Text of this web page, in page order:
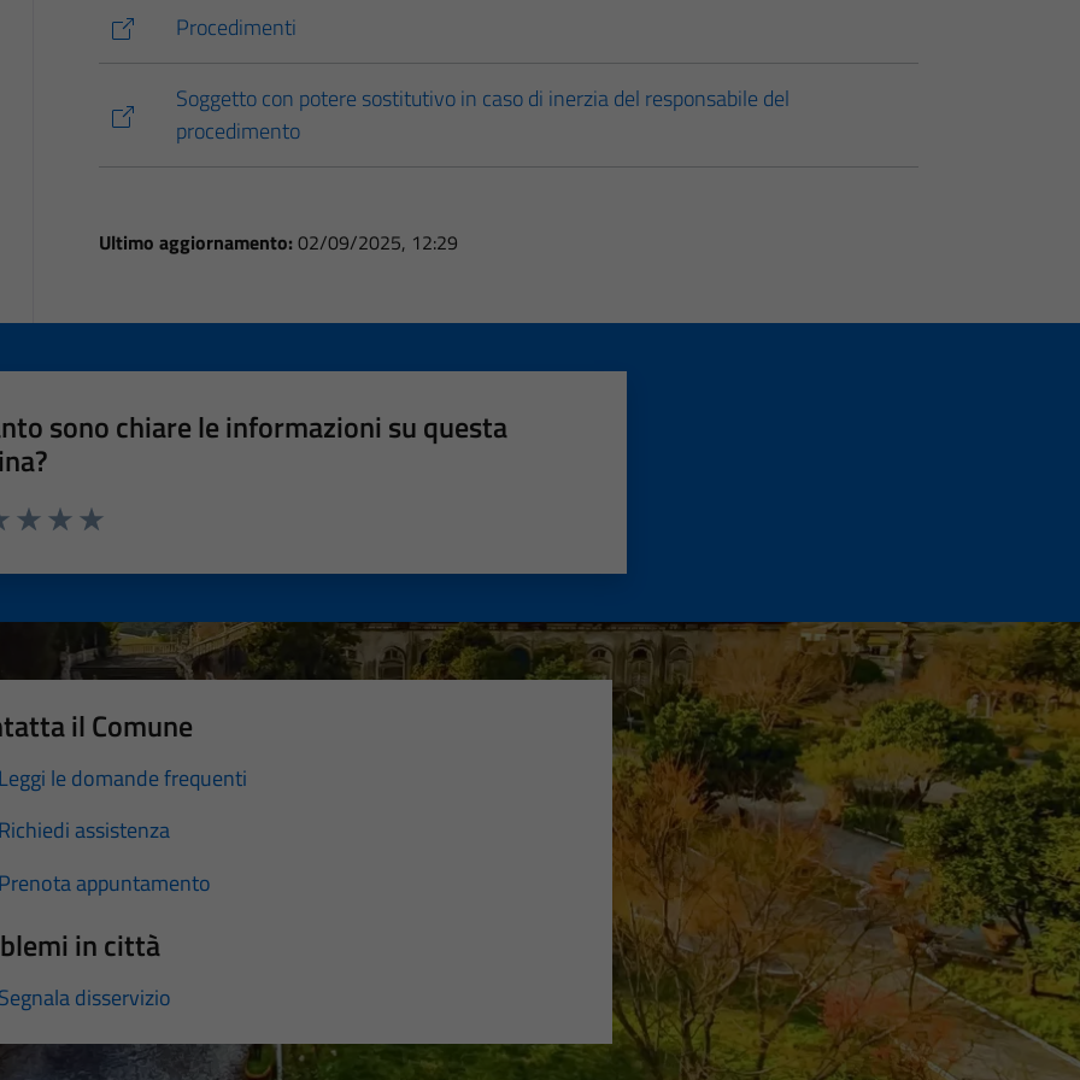
Procedimenti
Soggetto con potere sostitutivo in caso di inerzia del responsabile del
procedimento
Ultimo aggiornamento: 02/09/2025, 12:29
sono chiare le informazioni su questa
il Comune
Leggi le domande frequenti
Richiedi assistenza
Prenota appuntamento
in città
Segnala disservizio